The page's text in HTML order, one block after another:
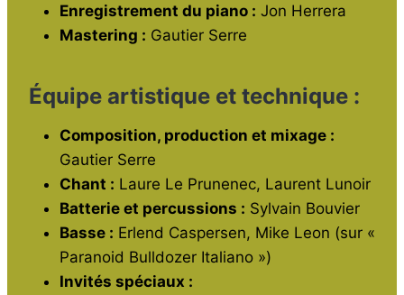
Enregistrement du piano : Jon Herrera
Mastering : Gautier Serre
Équipe artistique et technique :
Composition, production et mixage :
Gautier Serre
Chant : Laure Le Prunenec, Laurent Lunoir
Batterie et percussions : Sylvain Bouvier
Basse : Erlend Caspersen, Mike Leon (sur «
Paranoid Bulldozer Italiano »)
Invités spéciaux :